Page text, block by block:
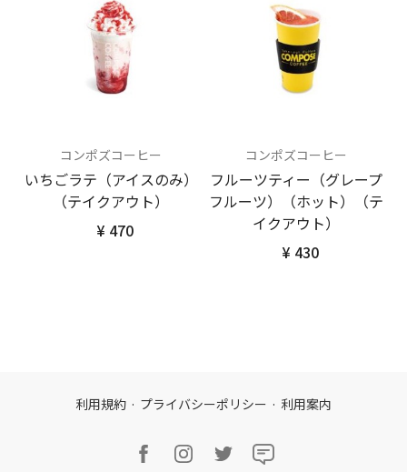
コンポズコーヒー
いちごラテ（アイスのみ）
（テイクアウト）
¥ 470
コンポズコーヒー
フルーツティー（グレープ
フルーツ）（ホット）（テ
イクアウト）
¥ 430
利用規約 · プライバシーポリシー · 利用案内